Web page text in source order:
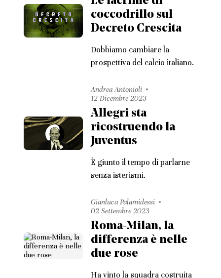
coccodrillo sul
Decreto Crescita
Dobbiamo cambiare la
prospettiva del calcio italiano.
Andrea Antonioli
12 Dicembre 2023
Allegri sta
ricostruendo la
Juventus
È giunto il tempo di parlarne
senza isterismi.
Gianluca Palamidessi
02 Settembre 2023
Roma-Milan, la
differenza è nelle
due rose
Ha vinto la squadra costruita